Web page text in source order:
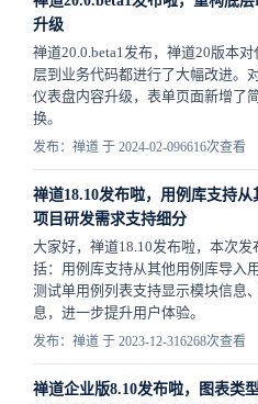
升级
禅道20.0.beta1发布，禅道20版本
层到业务代码都进行了大幅改进。
仪表盘内容升级，表单页面新增了
换。
发布：禅道 于 2024-02-096616次查看
禅道18.10发布啦，用例库支持
项目研发需求支持细分
大家好，禅道18.10发布啦，本次
括：用例库支持从其他用例库导入
测试单用例列表支持显示模块信息
息，进一步提升用户体验。
发布：禅道 于 2023-12-316268次查看
禅道企业版8.10发布啦，图表类